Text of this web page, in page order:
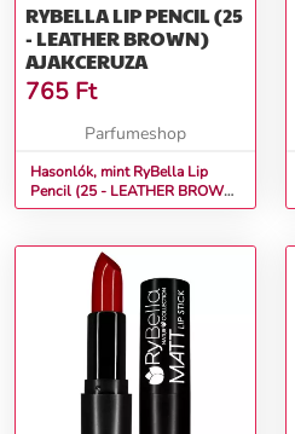
RYBELLA LIP PENCIL (25
- LEATHER BROWN)
AJAKCERUZA
765 Ft
Parfumeshop
Hasonlók, mint RyBella Lip
Pencil (25 - LEATHER BROWN)
Ajakceruza